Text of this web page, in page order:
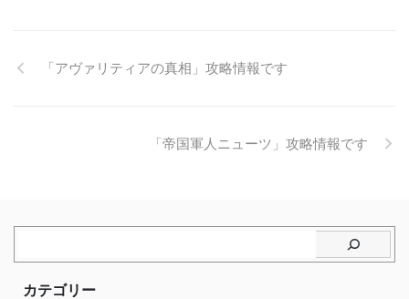
「アヴァリティアの真相」攻略情報です
「帝国軍人ニューツ」攻略情報です
カテゴリー